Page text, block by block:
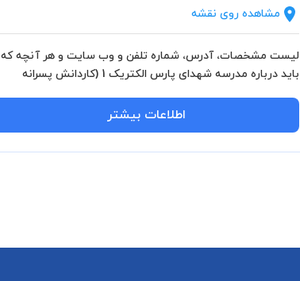
مشاهده روی نقشه
لیست مشخصات، آدرس، شماره تلفن و وب سایت و هر آنچه که
باید درباره مدرسه شهدای پارس الکتریک 1 (کاردانش پسرانه
اطلاعات بیشتر